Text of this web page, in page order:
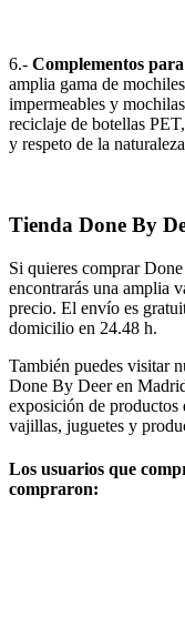
6.- Complementos
amplia gama de
impermeables y
reciclaje de botellas
y respeto de la
Tienda Done By
Si quieres comprar
encontrarás una amplia
precio. El envío es
domicilio en 24.48 h.
También puedes visitar
Done By Deer en
exposición de productos
vajillas, juguetes y
Los usuarios que
compraron: